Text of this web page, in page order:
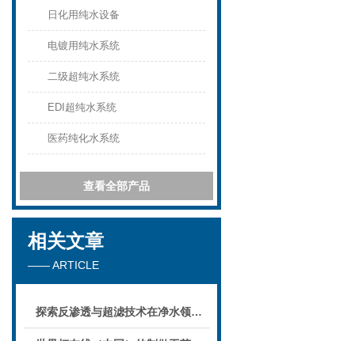
日化用纯水设备
电镀用纯水系统
二级超纯水系统
EDI超纯水系统
医药纯化水系统
查看全部产品
相关文章
—— ARTICLE
探索反渗透与超滤技术在净水领域的革新应用